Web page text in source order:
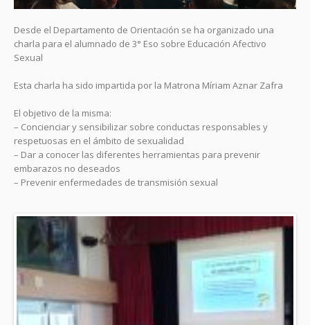
Desde el Departamento de Orientación se ha organizado una
charla para el alumnado de 3° Eso sobre Educación Afectivo
Sexual
Esta charla ha sido impartida por la Matrona Míriam Aznar Zafra
El objetivo de la misma:
– Concienciar y sensibilizar sobre conductas responsables y
respetuosas en el ámbito de sexualidad
– Dar a conocer las diferentes herramientas para prevenir
embarazos no deseados
– Prevenir enfermedades de transmisión sexual